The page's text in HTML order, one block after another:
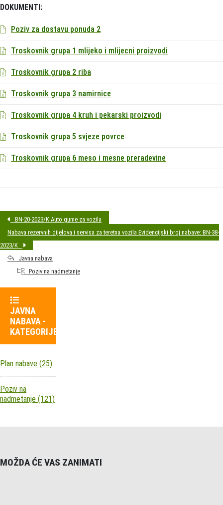
DOKUMENTI:
Poziv za dostavu ponuda 2
Troskovnik grupa 1 mlijeko i mlijecni proizvodi
Troskovnik grupa 2 riba
Troskovnik grupa 3 namirnice
Troskovnik grupa 4 kruh i pekarski proizvodi
Troskovnik grupa 5 svjeze povrce
Troskovnik grupa 6 meso i mesne preradevine
BN-20-2023/K Auto gume za vozila
Nabava rezervnih dijelova i servisa za teretna vozila Evidencijski broj nabave: BN-38-
2023/K
Javna nabava
Poziv na nadmetanje
JAVNA
NABAVA -
KATEGORIJE
Plan nabave (25)
Poziv na
nadmetanje (121)
MOŽDA ĆE VAS ZANIMATI